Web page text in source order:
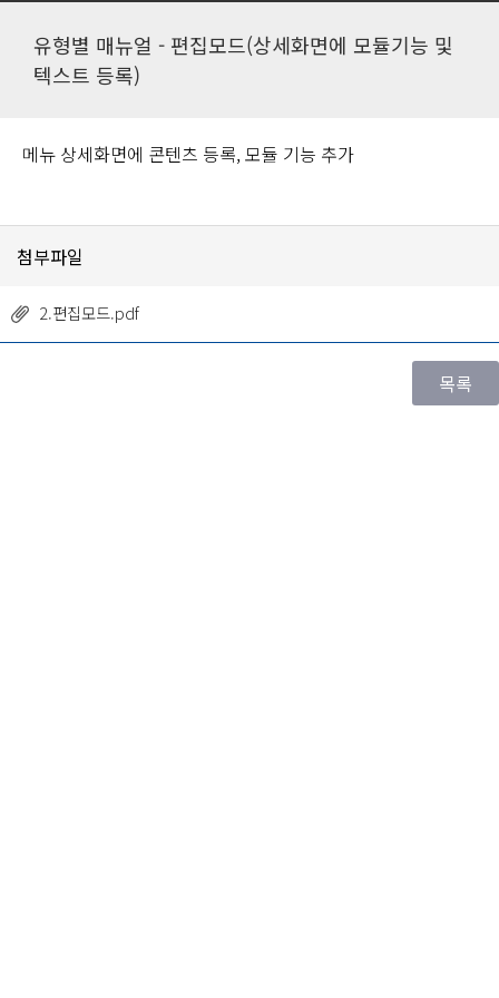
유형별 매뉴얼 - 편집모드(상세화면에 모듈기능 및
텍스트 등록)
메뉴 상세화면에 콘텐츠 등록, 모듈 기능 추가
첨부파일
2.편집모드.pdf